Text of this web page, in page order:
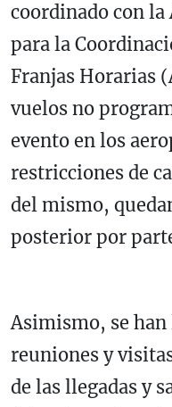
coordinado con la
para la
Franjas Horarias
vuelos no
evento en los
restricciones de
del mismo,
posterior por
Asimismo, se
reuniones y
de las llegadas y